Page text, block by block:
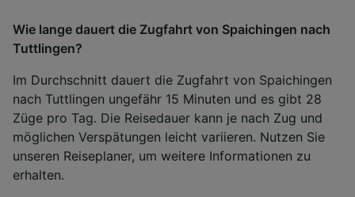
Wie lange dauert die Zugfahrt von Spaichingen nach
Tuttlingen?
Im Durchschnitt dauert die Zugfahrt von Spaichingen
nach Tuttlingen ungefähr 15 Minuten und es gibt 28
Züge pro Tag. Die Reisedauer kann je nach Zug und
möglichen Verspätungen leicht variieren. Nutzen Sie
unseren Reiseplaner, um weitere Informationen zu
erhalten.